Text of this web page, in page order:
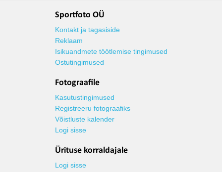
Sportfoto OÜ
Kontakt ja tagasiside
Reklaam
Isikuandmete töötlemise tingimused
Ostutingimused
Fotograafile
Kasutustingimused
Registreeru fotograafiks
Võistluste kalender
Logi sisse
Ürituse korraldajale
Logi sisse